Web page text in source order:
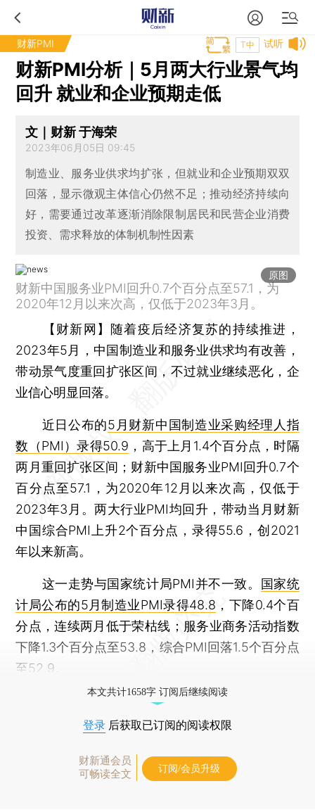
财新PMI 试听
T中
财新PMI分析｜5月两大行业景气均
回升 就业和企业预期走低
文｜财新 于海荣
2023年06月05日 09:45
制造业、服务业供求均扩张，但就业和企业预期双双
回落，显示微观主体信心仍然不足；推动经济持续向
好，需要通过改革逐渐消除限制居民和民营企业消费
投资、需求释放的体制机制性因素
原图
财新中国服务业PMI回升0.7个百分点至57.1，为
2020年12月以来次高，仅低于2023年3月。
【财新网】 随着疫后经济复苏的持续推进，
2023年5月，中国制造业和服务业供求均有改善，
带动景气度重回扩张区间，不过就业继续恶化，企
业信心明显回落。
近日公布的5月财新中国制造业采购经理人指
数（PMI）录得50.9 ，高于上月1.4个百分点，时隔
两月重回扩张区间；财新中国服务业PMI回升0.7个
百分点至57.1，为2020年12月以来次高，仅低于
2023年3月。两大行业PMI均回升，带动当月财新
中国综合PMI上升2个百分点，录得55.6，创2021
年以来新高。
这一走势与国家统计局PMI并不一致。
国家统
计局公布的5月制造业PMI录得48.8 ，下降0.4个百
分点，连续两月低于荣枯线；服务业商务活动指数
下降1.3个百分点至53.8，综合PMI回落1.5个百分点
至52.9。
本文共计1658字 订阅后继续阅读
登录 后获取已订阅的阅读权限
财新通会员
可畅读全文
订阅/会员升级